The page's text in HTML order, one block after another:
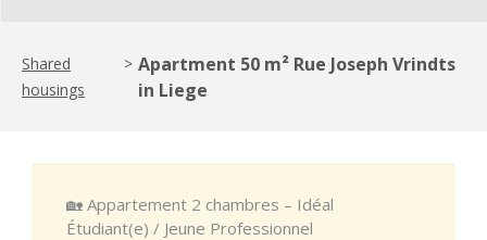
Shared
housings
> Apartment 50 m² Rue Joseph Vrindts
in Liege
🏡 Appartement 2 chambres – Idéal
Étudiant(e) / Jeune Professionnel